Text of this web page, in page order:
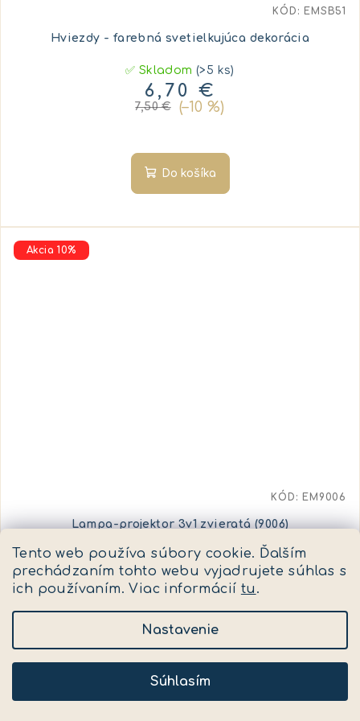
Tento web používa súbory cookie. Ďalším
prechádzaním tohto webu vyjadrujete súhlas s
ich používaním. Viac informácií tu .
Nastavenie
Súhlasím
Hviezdy - farebná svetielkujúca dekorácia
✅ Skladom(>5 ks)
6,70 €
7,50 € (–10 %)
Do košíka
KÓD: EMSB51
Akcia 10%
Lampa-projektor 3v1 zvieratá (9006)
✅ Skladom(>5 ks)
15,30 €
17 € (–10 %)
KÓD: EM9006